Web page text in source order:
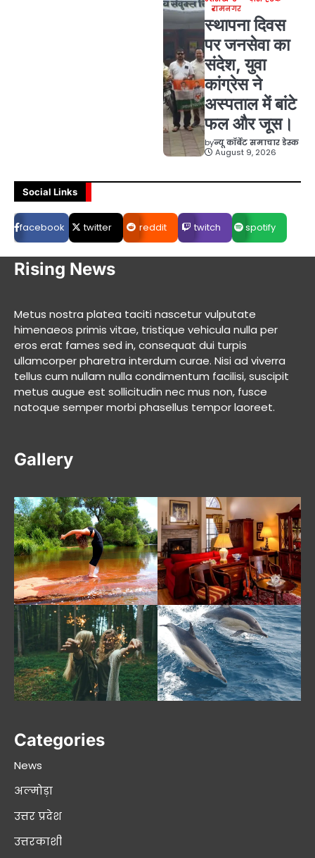
रामनगर
स्थापना दिवस
पर जनसेवा का
संदेश, युवा
कांग्रेस ने
अस्पताल में बांटे
फल और जूस।
byन्यू कॉर्बेट समाचार डेस्क
August 9, 2026
Social Links
facebook twitter reddit twitch spotify
Rising News
Metus nostra platea taciti nascetur vulputate
himenaeos primis vitae, tristique vehicula nulla per
eros erat fames sed in, consequat dui turpis
ullamcorper pharetra interdum curae. Nisi ad viverra
tellus cum nullam nulla condimentum facilisi, suscipit
metus augue est sollicitudin nec mus non, fusce
natoque semper morbi phasellus tempor laoreet.
Gallery
Categories
News
अल्मोड़ा
उत्तर प्रदेश
उत्तरकाशी